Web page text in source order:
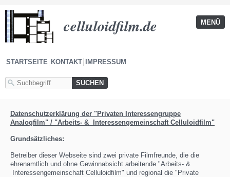
MENÜ
celluloidfilm.de
STARTSEITE KONTAKT IMPRESSUM
Datenschutzerklärung der "Privaten Interessengruppe
Analogfilm" / "Arbeits- & Interessengemeinschaft Celluloidfilm"
Grundsätzliches:
Betreiber dieser Webseite sind zwei private Filmfreunde, die die
ehrenamtlich und ohne Gewinnabsicht arbeitende "Arbeits- &
Interessengemeinschaft Celluloidfilm" und regional die "Private